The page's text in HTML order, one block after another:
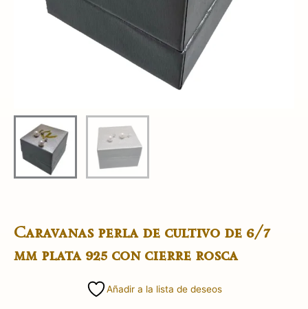
Caravanas perla de cultivo de 6/7
mm plata 925 con cierre rosca
Añadir a la lista de deseos